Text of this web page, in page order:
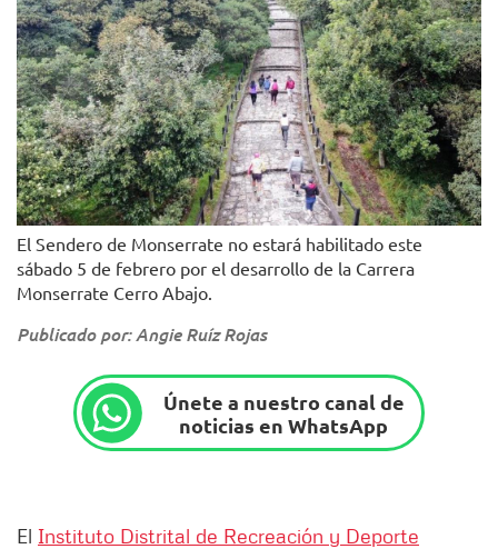
El Sendero de Monserrate no estará habilitado este
sábado 5 de febrero por el desarrollo de la Carrera
Monserrate Cerro Abajo.
Publicado por: Angie Ruíz Rojas
Únete a nuestro canal de
noticias en WhatsApp
El Instituto Distrital de Recreación y Deporte